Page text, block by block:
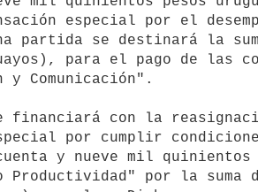
especial por el
partida se destinará la
para el pago de las
Comunicación".
por cumplir
y nueve mil quinientos
por la suma